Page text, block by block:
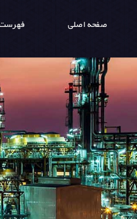
صفحه اصلی